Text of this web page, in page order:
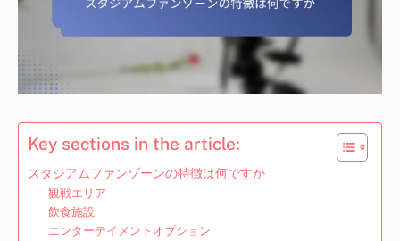
Key sections in the article:
スタジアムファンゾーンの特徴は何ですか
観戦エリア
飲食施設
エンターテイメントオプション